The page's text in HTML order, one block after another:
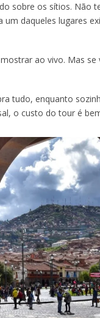
sobre os sítios. Não
daqueles lugares
ao vivo. Mas
tudo, enquanto
o custo do tour é